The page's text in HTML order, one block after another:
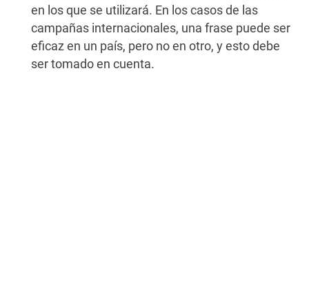
en los que se utilizará. En los casos de las
campañas internacionales, una frase puede ser
eficaz en un país, pero no en otro, y esto debe
ser tomado en cuenta.